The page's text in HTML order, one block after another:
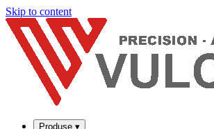
Skip to content
Produse ▾